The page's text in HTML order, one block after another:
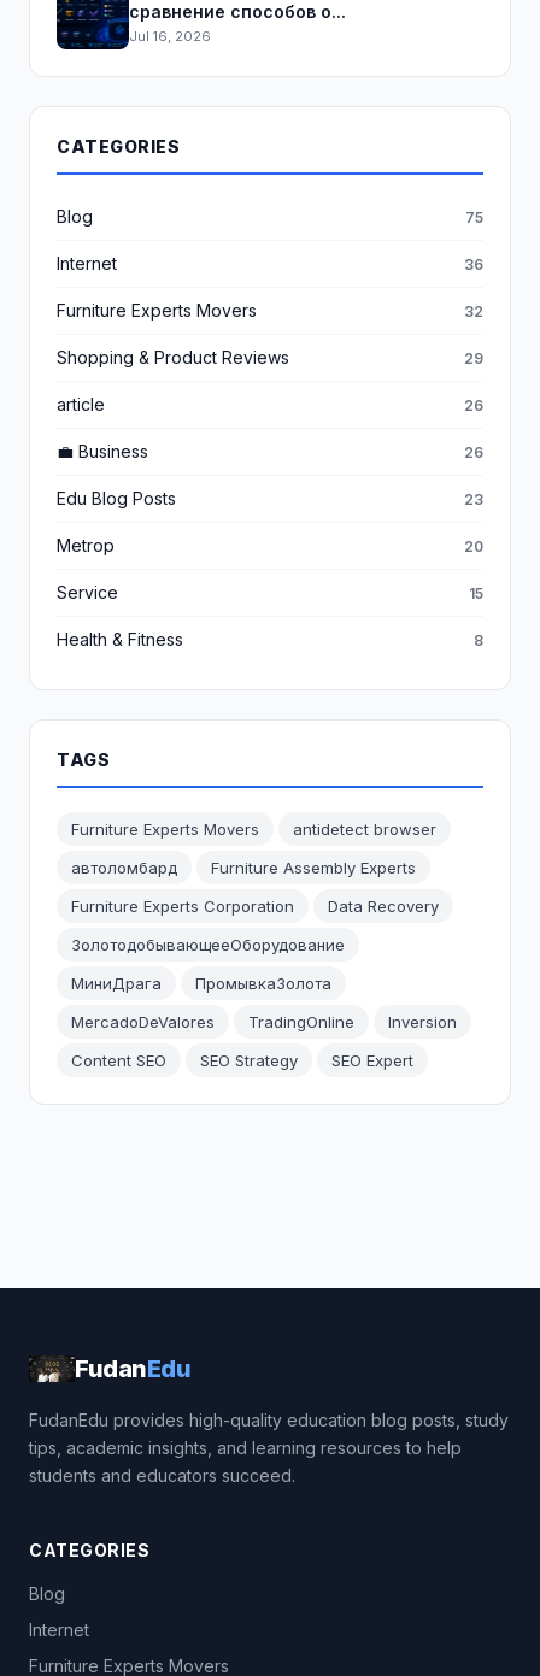
сравнение способов о...
Jul 16, 2026
CATEGORIES
Blog 75
Internet 36
Furniture Experts Movers 32
Shopping & Product Reviews 29
article 26
💼 Business 26
Edu Blog Posts 23
Metrop 20
Service 15
Health & Fitness 8
TAGS
Furniture Experts Movers
antidetect browser
автоломбард
Furniture Assembly Experts
Furniture Experts Corporation
Data Recovery
ЗолотодобывающееОборудование
МиниДрага
ПромывкаЗолота
MercadoDeValores
TradingOnline
Inversion
Content SEO
SEO Strategy SEO Expert
FudanEdu
FudanEdu provides high-quality education blog posts, study
tips, academic insights, and learning resources to help
students and educators succeed.
CATEGORIES
Blog
Internet
Furniture Experts Movers